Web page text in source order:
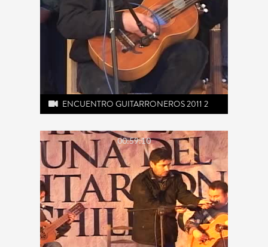
ENCUENTRO GUITARRONEROS 2011 2
00:59:10